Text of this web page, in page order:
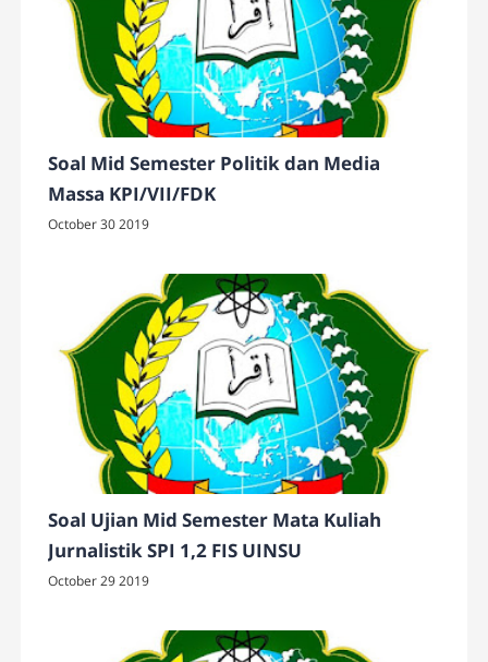
Soal Mid Semester Politik dan Media
Massa KPI/VII/FDK
October 30 2019
Soal Ujian Mid Semester Mata Kuliah
Jurnalistik SPI 1,2 FIS UINSU
October 29 2019